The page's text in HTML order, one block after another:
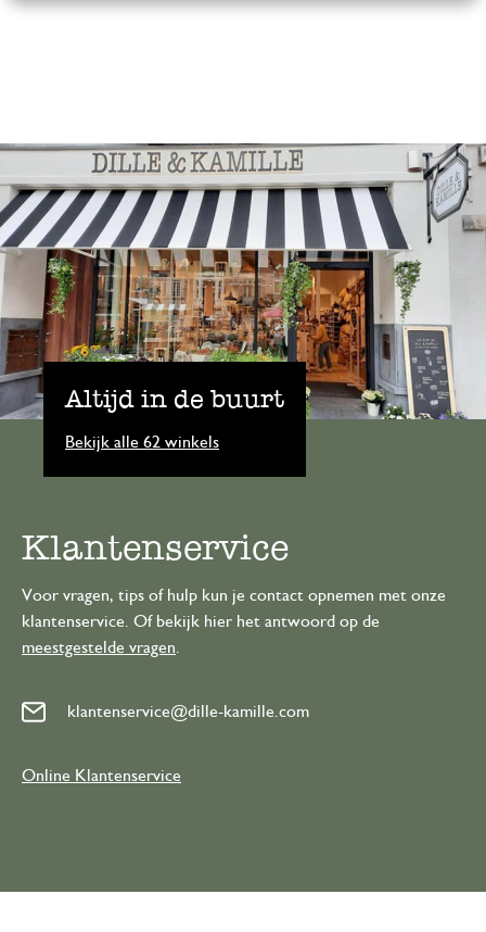
Altijd in de buurt
Bekijk alle 62 winkels
Klantenservice
Voor vragen, tips of hulp kun je contact opnemen met onze
klantenservice. Of bekijk hier het antwoord op de
meestgestelde vragen
klantenservice@dille-kamille.com
Online Klantenservice